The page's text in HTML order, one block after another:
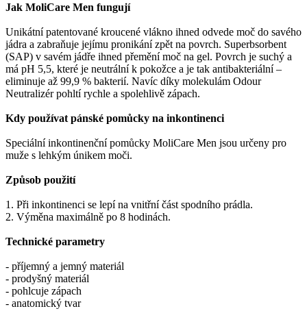
Jak MoliCare Men fungují
Unikátní patentované kroucené vlákno ihned odvede moč do savého
jádra a zabraňuje jejímu pronikání zpět na povrch. Superbsorbent
(SAP) v savém jádře ihned přemění moč na gel. Povrch je suchý a
má pH 5,5, které je neutrální k pokožce a je tak antibakteriální –
eliminuje až 99,9 % bakterií. Navíc díky molekulám Odour
Neutralizér pohltí rychle a spolehlivě zápach.
Kdy používat pánské pomůcky na inkontinenci
Speciální inkontinenční pomůcky MoliCare Men jsou určeny pro
muže s lehkým únikem moči.
Způsob použití
1. Při inkontinenci se lepí na vnitřní část spodního prádla.
2. Výměna maximálně po 8 hodinách.
Technické parametry
- příjemný a jemný materiál
- prodyšný materiál
- pohlcuje zápach
- anatomický tvar